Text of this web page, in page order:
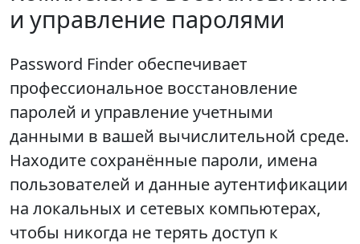
и управление паролями
Password Finder обеспечивает
профессиональное восстановление
паролей и управление учетными
данными в вашей вычислительной среде.
Находите сохранённые пароли, имена
пользователей и данные аутентификации
на локальных и сетевых компьютерах,
чтобы никогда не терять доступ к